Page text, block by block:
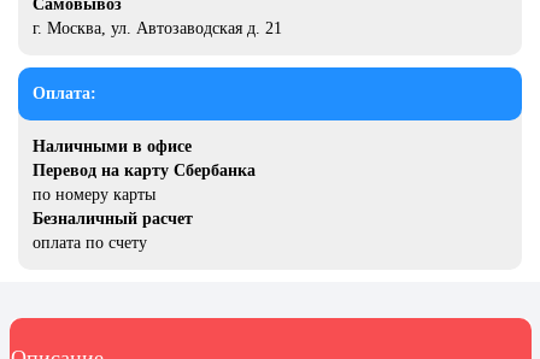
20 декабря, День работника органов
безопасности
Новогоднее оформление
Рождество Христово
19 января, Крещение Господне
22 января, День дедушки
25 января, Татьянин день
Самовывоз
г. Москва, ул. Автозаводская д. 21
Оплата:
Наличными в офисе
Перевод на карту Сбербанка
по номеру карты
Безналичный расчет
оплата по счету